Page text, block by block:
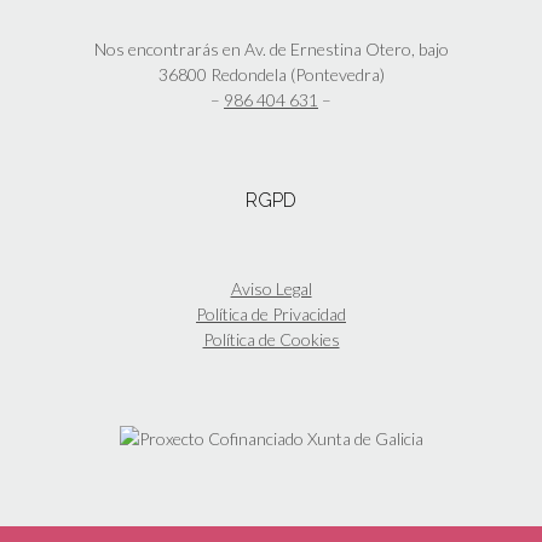
elegir
en
la
Nos encontrarás en Av. de Ernestina Otero, bajo
36800 Redondela (Pontevedra)
– 986 404 631 –
RGPD
Aviso Legal
Política de Privacidad
Política de Cookies